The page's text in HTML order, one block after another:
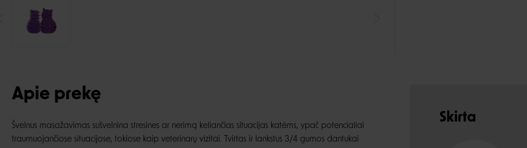
Apie prekę
Švelnus masažavimas sušvelnina stresines ar nerimą keliančias situacijas katėms, ypač potencialiai
traumuojančiose situacijose, tokiose kaip veterinarų vizitai. Tvirtas ir lankstus 3/4 gumos dantukai
Skirta